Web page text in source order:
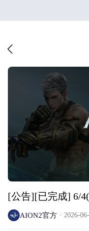
[公告][已完成] 6/
AION2官方 2026-